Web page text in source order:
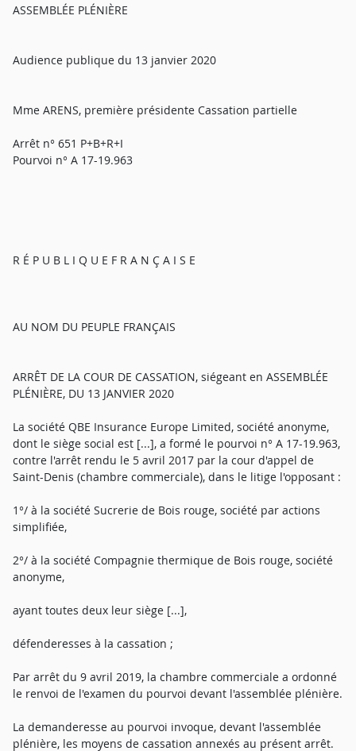
ASSEMBLÉE PLÉNIÈRE
Audience publique du 13 janvier 2020
Mme ARENS, première présidente Cassation partielle
Arrêt n° 651 P+B+R+I
Pourvoi n° A 17-19.963
R É P U B L I Q U E F R A N Ç A I S E
AU NOM DU PEUPLE FRANÇAIS
ARRÊT DE LA COUR DE CASSATION, siégeant en ASSEMBLÉE
PLÉNIÈRE, DU 13 JANVIER 2020
La société QBE Insurance Europe Limited, société anonyme,
dont le siège social est [...], a formé le pourvoi n° A 17-19.963,
contre l'arrêt rendu le 5 avril 2017 par la cour d'appel de
Saint-Denis (chambre commerciale), dans le litige l'opposant :
1°/ à la société Sucrerie de Bois rouge, société par actions
simplifiée,
2°/ à la société Compagnie thermique de Bois rouge, société
anonyme,
ayant toutes deux leur siège [...],
défenderesses à la cassation ;
Par arrêt du 9 avril 2019, la chambre commerciale a ordonné
le renvoi de l'examen du pourvoi devant l'assemblée plénière.
La demanderesse au pourvoi invoque, devant l'assemblée
plénière, les moyens de cassation annexés au présent arrêt.